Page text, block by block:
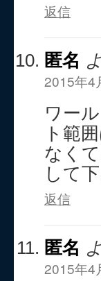
返信
匿名
2015年4
ワー
ト範
なく
して
返信
匿名
2015年4